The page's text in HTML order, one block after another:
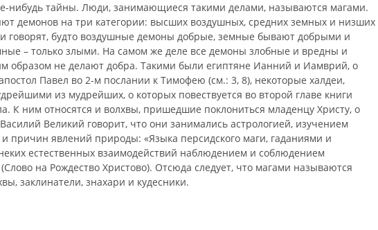
нибудь тайны. Люди, занимающиеся такими делами, называются магами.
демонов на три категории: высших воздушных, средних земных и низших
говорят, будто воздушные демоны добрые, земные бывают добрыми и
– только злыми. На самом же деле все демоны злобные и вредны и
образом не делают добра. Такими были египтяне Ианний и Иамврий, о
Павел во 2-м послании к Тимофею (см.: 3, 8), некоторые халдеи,
из мудрейших, о которых повествуется во второй главе книги
К ним относятся и волхвы, пришедшие поклониться младенцу Христу, о
Великий говорит, что они занимались астрологией, изучением
причин явлений природы: «Языка персидского маги, гаданиями и
естественных взаимодействий наблюдением и соблюдением
на Рождество Христово). Отсюда следует, что магами называются
заклинатели, знахари и кудесники.